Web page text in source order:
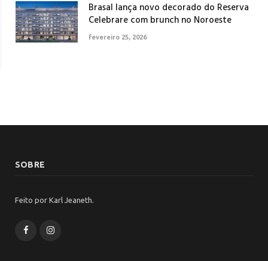
Brasal lança novo decorado do Reserva
Celebrare com brunch no Noroeste
fevereiro 25, 2026
SOBRE
Feito por Karl Jeaneth.
FacebookInstagram